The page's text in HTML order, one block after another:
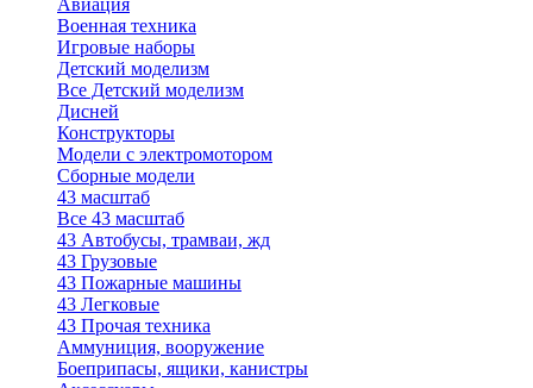
Авиация
Военная техника
Игровые наборы
Детский моделизм
Все Детский моделизм
Дисней
Конструкторы
Модели с электромотором
Сборные модели
43 масштаб
Все 43 масштаб
43 Автобусы, трамваи, жд
43 Грузовые
43 Пожарные машины
43 Легковые
43 Прочая техника
Аммуниция, вооружение
Боеприпасы, ящики, канистры